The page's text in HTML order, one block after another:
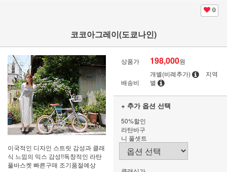
0
코코아그레이(도쿄나인)
이국적인 디자인 스트릿 감성과 클래
식 느낌의 믹스 감성!!독창적인 라탄
풀바스켓 빠른구매 조기품절예상
상품가 198,000원
배송비
개별(비례추가)
지역
별
+ 추가 옵션 선택
50%할인
라탄바구
니 풀셋트